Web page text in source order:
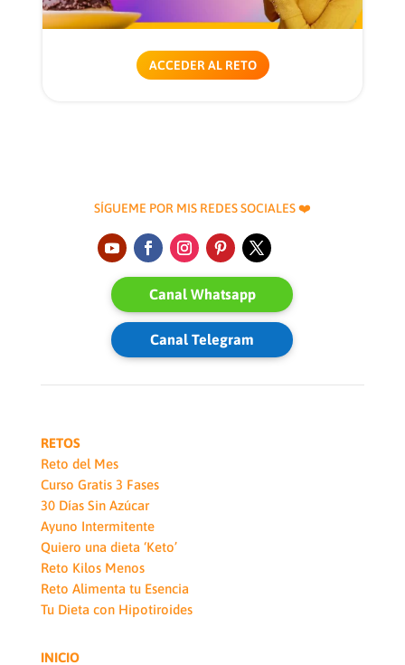
ACCEDER AL RETO
SÍGUEME POR MIS REDES SOCIALES ❤️
Canal Whatsapp
Canal Telegram
RETOS
Reto del Mes
Curso Gratis 3 Fases
30 Días Sin Azúcar
Ayuno Intermitente
Quiero una dieta ‘Keto’
Reto Kilos Menos
Reto Alimenta tu Esencia
Tu Dieta con Hipotiroides
INICIO